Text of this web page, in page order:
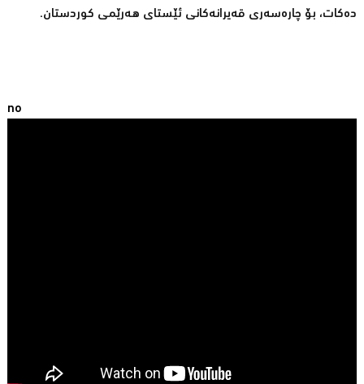
ده‌كات، بۆ چاره‌سه‌ری قه‌یرانه‌كانی ئێستای هه‌رێمی كوردستان.
no